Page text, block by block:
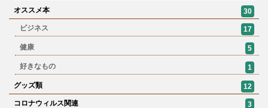
オススメ本
30
ビジネス
17
健康 5
好きなもの 1
グッズ類
12
コロナウィルス関連
3